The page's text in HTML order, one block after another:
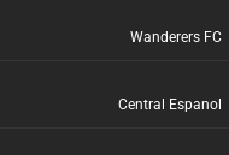
Wanderers FC
Central Espanol